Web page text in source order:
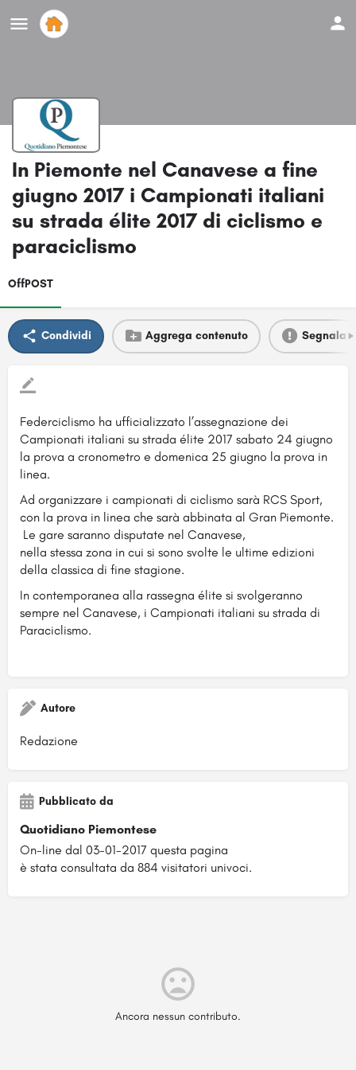
In Piemonte nel Canavese a fine
giugno 2017 i Campionati italiani
su strada élite 2017 di ciclismo e
paraciclismo
OffPOST
Condividi Aggrega contenuto Segnala
Federciclismo ha ufficializzato l’assegnazione dei
Campionati italiani su strada élite 2017 sabato 24 giugno
la prova a cronometro e domenica 25 giugno la prova in
linea.
Ad organizzare i campionati di ciclismo sarà RCS Sport,
con la prova in linea che sarà abbinata al Gran Piemonte.
Le gare saranno disputate nel Canavese,
nella stessa zona in cui si sono svolte le ultime edizioni
della classica di fine stagione.
In contemporanea alla rassegna élite si svolgeranno
sempre nel Canavese, i Campionati italiani su strada di
Paraciclismo.
Autore
Redazione
Pubblicato da
Quotidiano Piemontese
On-line dal 03-01-2017 questa pagina
è stata consultata da 884 visitatori univoci.
Ancora nessun contributo.